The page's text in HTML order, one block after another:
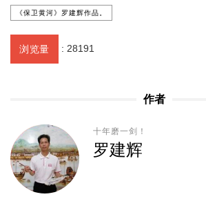
《保卫黄河》罗建辉作品。
浏览量 : 28191
作者
十年磨一剑！
罗建辉